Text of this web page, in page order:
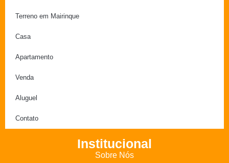
Terreno em Mairinque
Casa
Apartamento
Venda
Aluguel
Contato
Institucional
Sobre Nós